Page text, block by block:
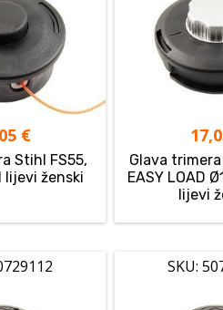
€
Stihl FS55,
lijevi ženski
Glava
EASY LOAD
lijevi
SKU: